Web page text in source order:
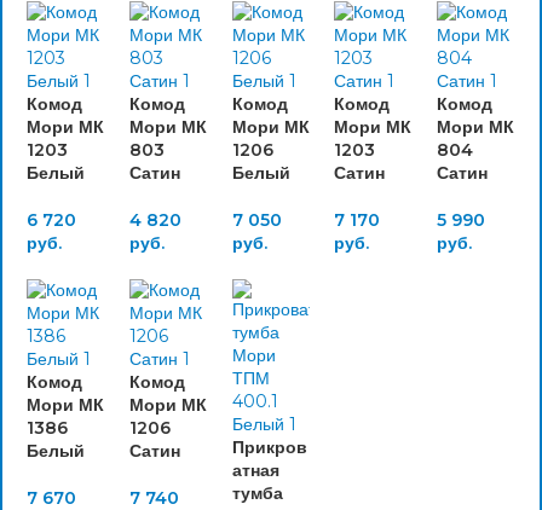
Комод
Мори МК
1203
Белый
6 720
руб.
Комод
Мори МК
803
Сатин
4 820
руб.
Комод
Мори МК
1206
Белый
7 050
руб.
Комод
Мори МК
1203
Сатин
7 170
руб.
Комод
Мори МК
804
Сатин
5 990
руб.
Комод
Мори МК
1386
Белый
7 670
Комод
Мори МК
1206
Сатин
7 740
Прикров
атная
тумба